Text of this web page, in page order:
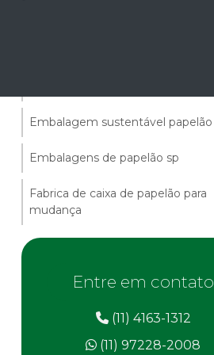
Embalagem sustentável papelão
Embalagens de papelão sp
Fabrica de caixa de papelão para
mudança
Entre em contato
(11) 4163-1312
(11) 97228-2008